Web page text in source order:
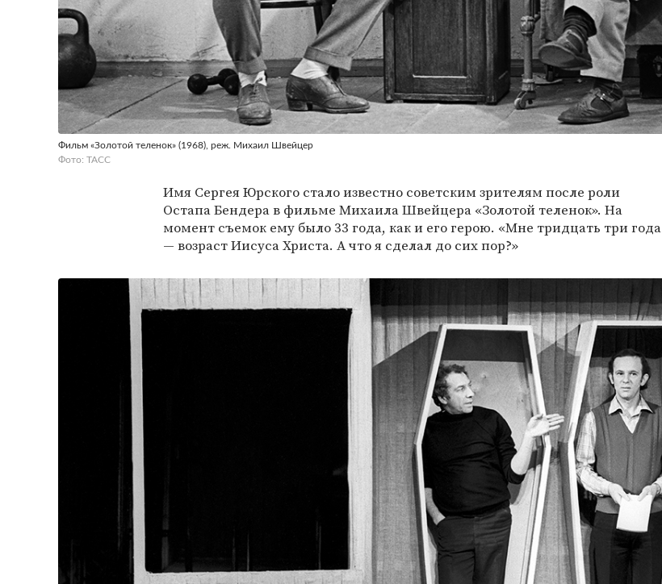
Фильм «Золотой теленок» (1968), реж. Михаил Швейцер
Фото: ТАСС
Имя Сергея Юрского стало известно советским зрителям после роли
Остапа Бендера в фильме Михаила Швейцера «Золотой теленок». На
момент съемок ему было 33 года, как и его герою. «Мне тридцать три года
— возраст Иисуса Христа. А что я сделал до сих пор?»